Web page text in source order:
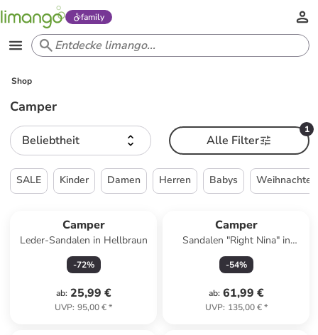
family
Shop
Camper
Beliebtheit
1
Alle Filter
SALE Kinder Damen Herren Babys Weihnachten
Camper
Leder-Sandalen in Hellbraun
-72%
ab: 25,99 €
UVP: 95,00 €*
Camper
Sandalen "Right Nina" in
Schwarz
-54%
ab: 61,99 €
UVP: 135,00 €*